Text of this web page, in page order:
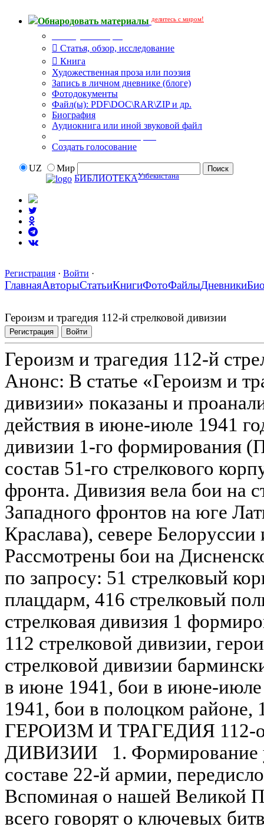
Обнародовать материалы делитесь с миром!
Статья, обзор, исследование
Книга
Художественная проза или поэзия
Запись в личном дневнике (блоге)
Фотодокументы
Файл(ы): PDF\DOC\RAR\ZIP и др.
Биография
Аудиокнига или иной звуковой файл
Создать голосование
UZ
Мир
БИБЛИОТЕКАУзбекистана
Регистрация · Войти ·
ГлавнаяАвторыСтатьиКнигиФотоФайлыДневники
Героизм и трагедия 112-й стрелковой дивизии
Регистрация Войти
Героизм и трагедия 112-й
Анонс: В статье «Героизм и
дивизии» показаны и
действия в июне-июле 1941
дивизии 1-го формирования
состав 51-го стрелкового
фронта. Дивизия вела бои на
Западного фронтов на юге
Краслава), севере
Рассмотрены бои на
по запросу: 51 стрелковый
плацдарм, 416 стрелковый
стрелковая дивизия 1
112 стрелковой дивизии,
стрелковой дивизии
в июне 1941, бои в июне-июле
1941, бои в полоцком районе,
ГЕРОИЗМ И ТРАГЕДИЯ
ДИВИЗИИ 1. Формирование
составе 22-й армии,
Вспоминая о нашей Великой
всего говорят о ключевых